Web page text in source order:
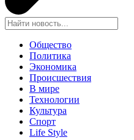
Общество
Политика
Экономика
Происшествия
В мире
Технологии
Культура
Спорт
Life Style